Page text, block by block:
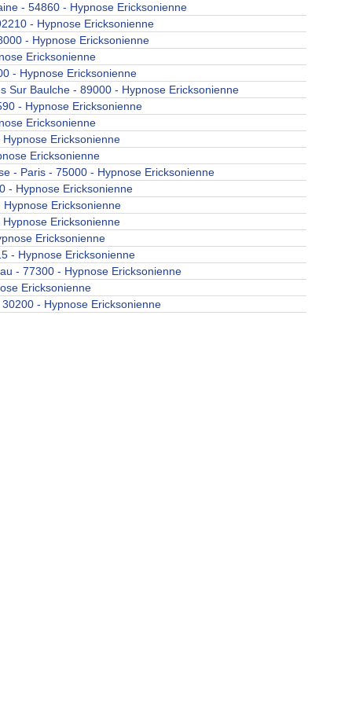
- 54860 - Hypnoe Erickonienne
- Hypnoe Erickonienne
- Hypnoe Erickonienne
Erickonienne
- Hypnoe Erickonienne
Sur Baulche - 89000 - Hypnoe Erickonienne
- Hypnoe Erickonienne
Erickonienne
Hypnoe Erickonienne
Erickonienne
- Pari - 75000 - Hypnoe Erickonienne
- Hypnoe Erickonienne
Hypnoe Erickonienne
Hypnoe Erickonienne
Erickonienne
- Hypnoe Erickonienne
- 77300 - Hypnoe Erickonienne
Erickonienne
- Hypnoe Erickonienne